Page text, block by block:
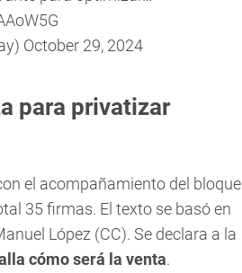
October 29, 2024
para privatizar
el acompañamiento del bloque
35 firmas. El texto se basó en
López (CC). Se declara a la
cómo será la venta.